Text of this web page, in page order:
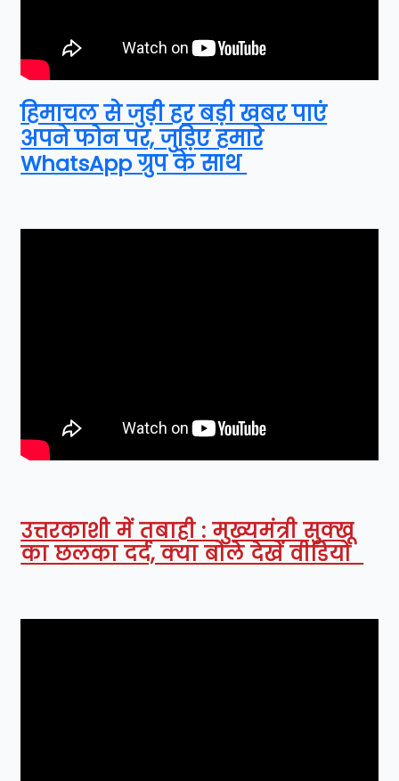
हिमाचल से जुड़ी हर बड़ी खबर पाएं
अपने फोन पर, जुड़िए हमारे
WhatsApp ग्रुप के साथ
उत्तरकाशी में तबाही : मुख्यमंत्री सुक्खू
का छलका दर्द, क्या बोले देखें वीडियो